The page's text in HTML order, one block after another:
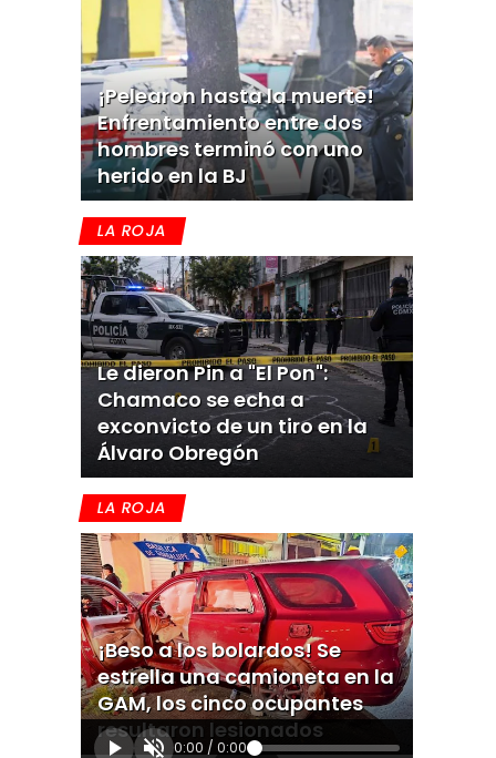
¡Pelearon hasta la muerte!
Enfrentamiento entre dos
hombres terminó con uno
herido en la BJ
LA ROJA
Le dieron Pin a "El Pon":
Chamaco se echa a
exconvicto de un tiro en la
Álvaro Obregón
LA ROJA
¡Beso a los bolardos! Se
estrella una camioneta en la
GAM, los cinco ocupantes
resultaron lesionados
0:00 / 0:00